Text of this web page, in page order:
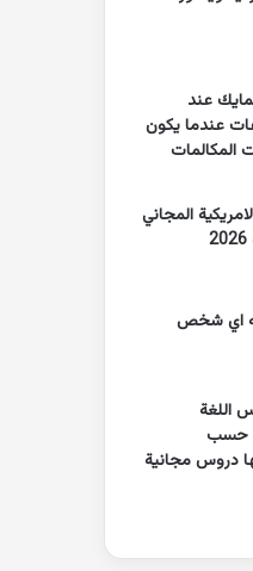
عند
عندما يكون
المكالمات
المجاني
اي شخص
اللغة
حسب
دروس مجانية